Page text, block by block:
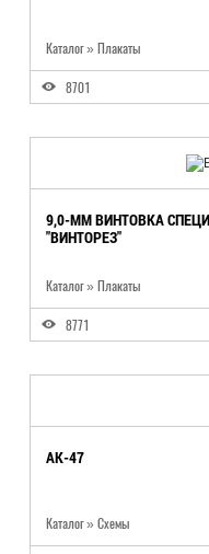
Каталог» Плакаты
8701
9,0-ММ ВИНТОВКА
"ВИНТОРЕЗ"
Каталог» Плакаты
8771
АК-47
Каталог» Схемы